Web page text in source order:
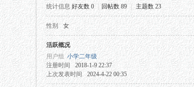
秘
统计信息 好友数 0 回帖数 89 主题数 23
性别 女
活跃概况
用户组 小学二年级
注册时间
2018-1-9 22:37
上次发表时间
2024-4-22 00:35